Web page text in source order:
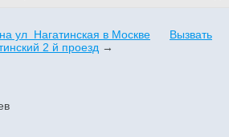
ул Нагатинская в Москве
Вызвать
2 й проезд →